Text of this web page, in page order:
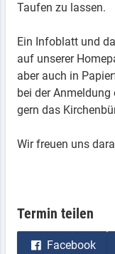
Taufen zu lassen.
Ein Infoblatt und
auf unserer
aber auch in
bei der
gern das
Wir freuen uns
Termin teilen
Facebook